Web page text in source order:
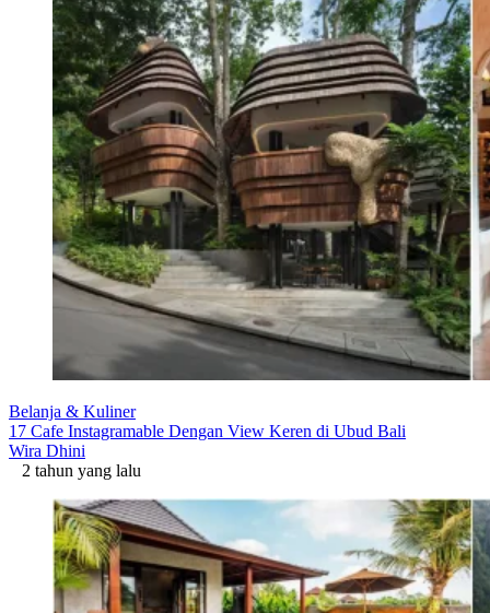
Belanja & Kuliner
17 Cafe Instagramable Dengan View Keren di Ubud Bali
Wira Dhini
2 tahun yang lalu